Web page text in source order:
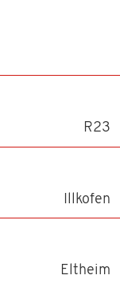
R23
Illkofen
Eltheim